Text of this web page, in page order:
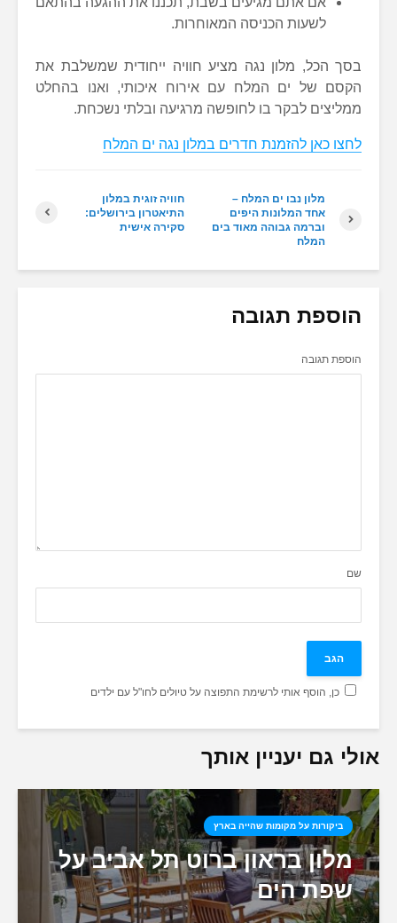
לשעות הכניסה המאוחרות.
בסך הכל, מלון נגה מציע חוויה ייחודית שמשלבת את
הקסם של ים המלח עם אירוח איכותי, ואנו בהחלט
ממליצים לבקר בו לחופשה מרגיעה ובלתי נשכחת.
לחצו כאן להזמנת חדרים במלון נגה ים המלח
חוויה זוגית במלון
התיאטרון בירושלים:
סקירה אישית
מלון נבו ים המלח –
אחד המלונות היפים
וברמה גבוהה מאוד בים
המלח
הוספת תגובה
הוספת תגובה
שם
כן, הוסף אותי לרשימת התפוצה על טיולים לחו"ל עם ילדים
אולי גם יעניין אותך
ביקורות על מקומות שהייה בארץ
מלון בראון ברוט תל אביב על
שפת הים